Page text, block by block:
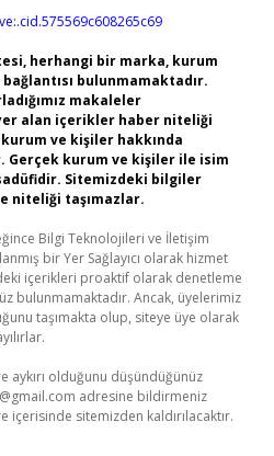
herhangi bir marka, kurum
bulunmamaktadır.
makaleler
alan içerikler haber niteliği
ve kişiler hakkında
Gerçek kurum ve kişiler ile isim
Sitemizdeki bilgiler
niteliği taşımazlar.
Bilgi Teknolojileri ve İletişim
bir Yer Sağlayıcı olarak hizmet
içerikleri proaktif olarak denetleme
bulunmamaktadır. Ancak, üyelerimiz
taşımakta olup, siteye üye olarak
aykırı olduğunu düşündüğünüz
adresine bildirmeniz
içerisinde sitemizden kaldırılacaktır.